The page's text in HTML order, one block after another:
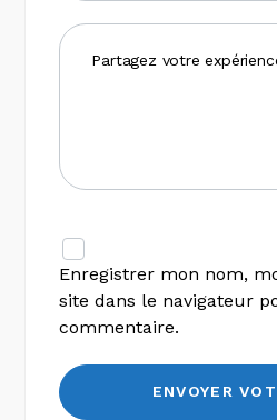
Enregistrer mon nom,
site dans le navigateur
commentaire.